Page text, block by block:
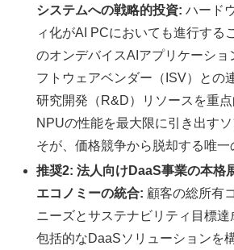
システムへの戦略的投資: ハード
ィ化がAI PCにおいても進行する
のオンデバイスAIアプリケーショ
フトウェアベンダー（ISV）との
研究開発（R&D）リソースを重点
NPUの性能を最大限に引き出す
そが、価格競争から脱却する唯一
推奨2: 法人向けDaaS事業の本格
エコノミーの統合: 顧客の総所有
ニーズとサステナビリティ目標達
包括的なDaaSソリューションを